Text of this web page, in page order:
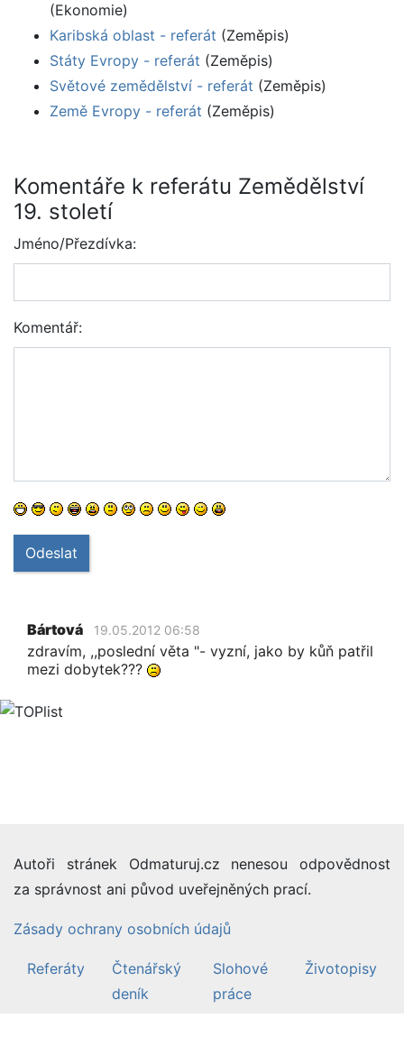
(Ekonomie)
Karibská oblast - referát (Zeměpis)
Státy Evropy - referát (Zeměpis)
Světové zemědělství - referát (Zeměpis)
Země Evropy - referát (Zeměpis)
Komentáře k referátu Zemědělství
19. století
Jméno/Přezdívka:
Komentář:
Odeslat
Bártová 19.05.2012 06:58
zdravím, ,,poslední věta "- vyzní, jako by kůň patřil
mezi dobytek???
Autoři stránek Odmaturuj.cz nenesou odpovědnost
za správnost ani původ uveřejněných prací.
Zásady ochrany osobních údajů
Referáty
Čtenářský
deník
Slohové
práce
Životopisy